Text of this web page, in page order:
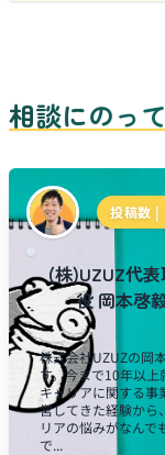
相談にのっ
投稿数 |
(株)UZUZ代
役 岡本啓
株式会社UZUZの岡
す。今まで10年以上
キャリアに関する事
営してきた経験から
リアの悩みがなんで
で...